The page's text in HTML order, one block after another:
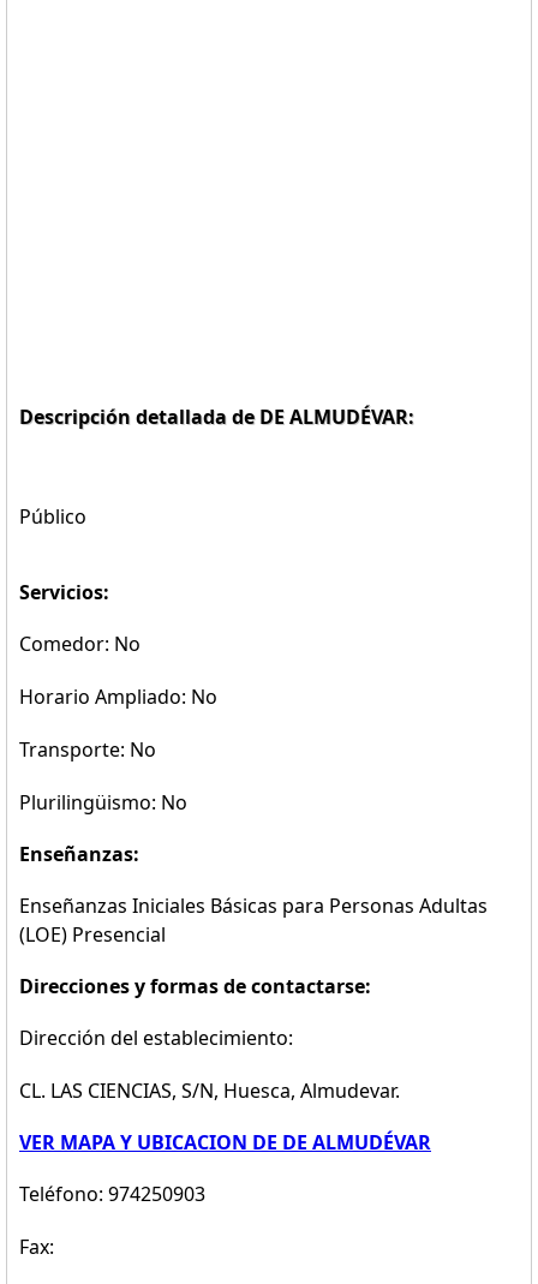
Descripción detallada de DE ALMUDÉVAR:
Público
Servicios:
Comedor: No
Horario Ampliado: No
Transporte: No
Plurilingüismo: No
Enseñanzas:
Enseñanzas Iniciales Básicas para Personas Adultas
(LOE) Presencial
Direcciones y formas de contactarse:
Dirección del establecimiento:
CL. LAS CIENCIAS, S/N, Huesca, Almudevar.
VER MAPA Y UBICACION DE DE ALMUDÉVAR
Teléfono: 974250903
Fax: